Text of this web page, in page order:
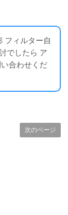
フィルター自
でしたら ア
合わせくだ
次のページ